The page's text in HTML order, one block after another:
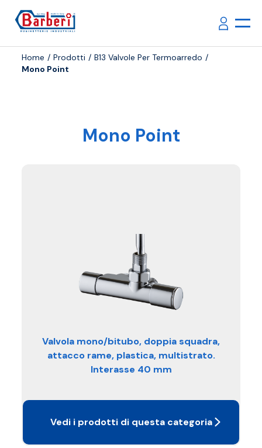
Home Prodotti
B13 Valvole Per Termoarredo
Mono Point
Mono Point
Valvola mono/bitubo, doppia squadra,
attacco rame, plastica, multistrato.
Interasse 40 mm
Vedi i prodotti di questa categoria